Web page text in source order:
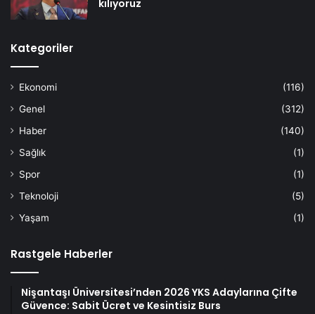
kılıyoruz
Kategoriler
Ekonomi
(116)
Genel
(312)
Haber
(140)
Sağlık
(1)
Spor
(1)
Teknoloji
(5)
Yaşam
(1)
Rastgele Haberler
Nişantaşı Üniversitesi’nden 2026 YKS Adaylarına Çifte
Güvence: Sabit Ücret ve Kesintisiz Burs